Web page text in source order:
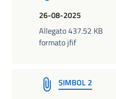
26-08-2025
Allegato 437.52 KB
formato jfif
SIMBOL 2